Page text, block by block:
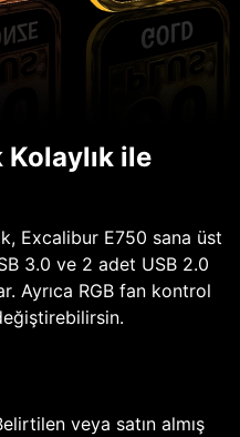
Kolaylık ile
Excalibur E750 sana üst
3.0 ve 2 adet USB 2.0
Ayrıca RGB fan kontrol
veya satın almış